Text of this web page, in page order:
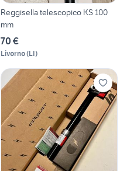
Reggisella telescopico KS 100
mm
70 €
Livorno(LI)